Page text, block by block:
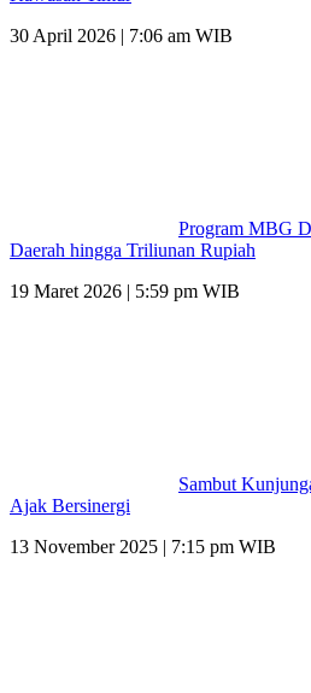
30 April 2026 | 7:06 am WIB
Program MBG
Daerah hingga Triliunan Rupiah
19 Maret 2026 | 5:59 pm WIB
Sambut
Ajak Bersinergi
13 November 2025 | 7:15 pm WIB